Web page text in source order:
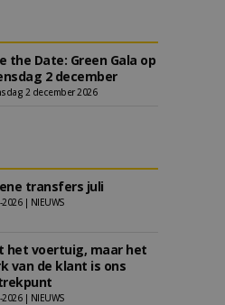
the Date: Green Gala op
2 december
2 december 2026
transfers juli
2026 | NIEUWS
het voertuig, maar het
van de klant is ons
2026 | NIEUWS